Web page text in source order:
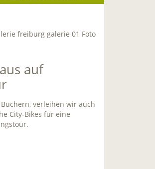
auf
verleihen wir auch
City-Bikes für eine